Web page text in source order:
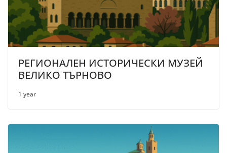
РЕГИОНАЛЕН ИСТОРИЧЕСКИ МУЗЕЙ
ВЕЛИКО ТЪРНОВО
1 year